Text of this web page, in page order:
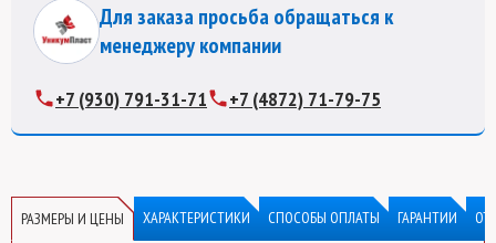
Для заказа просьба обращаться к
менеджеру компании
+7 (930) 791-31-71 +7 (4872) 71-79-75
РАЗМЕРЫ И ЦЕНЫ ХАРАКТЕРИСТИКИ СПОСОБЫ ОПЛАТЫ ГАРАНТИИ